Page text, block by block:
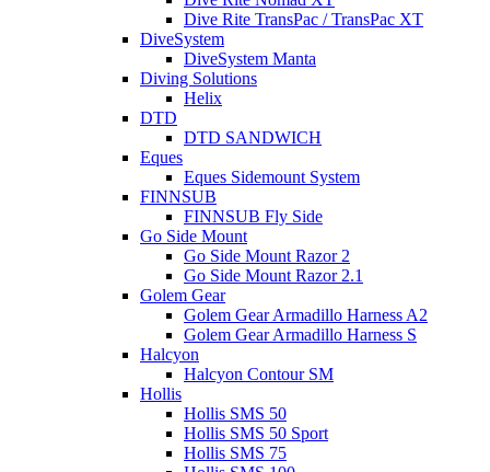
Dive Rite TransPac / TransPac XT
DiveSystem
DiveSystem Manta
Diving Solutions
Helix
DTD
DTD SANDWICH
Eques
Eques Sidemount System
FINNSUB
FINNSUB Fly Side
Go Side Mount
Go Side Mount Razor 2
Go Side Mount Razor 2.1
Golem Gear
Golem Gear Armadillo Harness A2
Golem Gear Armadillo Harness S
Halcyon
Halcyon Contour SM
Hollis
Hollis SMS 50
Hollis SMS 50 Sport
Hollis SMS 75